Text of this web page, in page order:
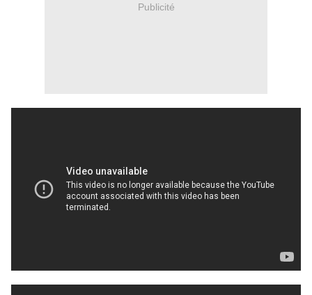
Publicité